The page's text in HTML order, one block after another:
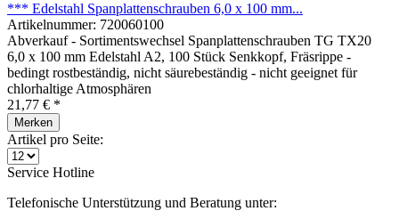
*** Edelstahl Spanplattenschrauben 6,0 x 100 mm...
Artikelnummer: 720060100
Abverkauf - Sortimentswechsel Spanplattenschrauben TG TX20
6,0 x 100 mm Edelstahl A2, 100 Stück Senkkopf, Fräsrippe -
bedingt rostbeständig, nicht säurebeständig - nicht geeignet für
chlorhaltige Atmosphären
21,77 € *
Merken
Artikel pro Seite:
Service Hotline
Telefonische Unterstützung und Beratung unter: